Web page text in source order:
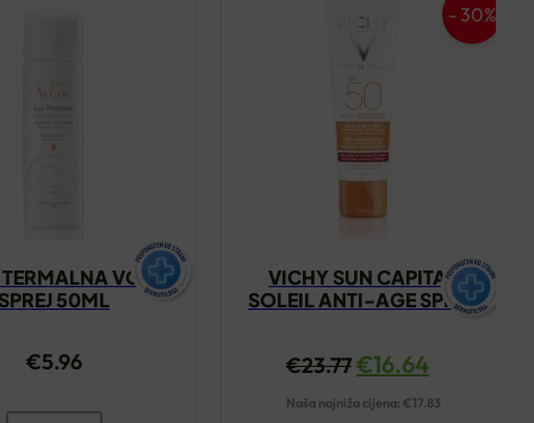
TERMALNA VODA
SPREJ 50ML
€5.96
VICHY SUN CAPITAL
SOLEIL ANTI-AGE SPF50
- 30%
€23.77€16.64
Naša najniža cijena: €17.83